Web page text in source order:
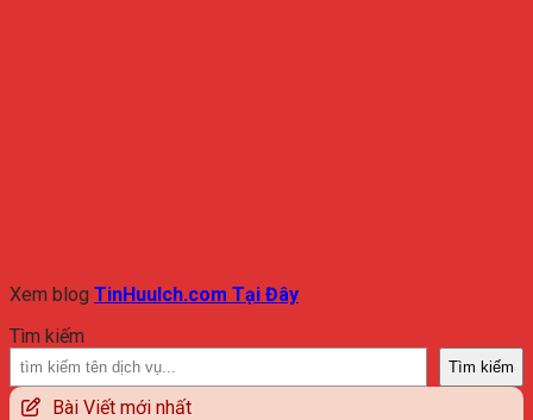
Xem blog TinHuuIch.com Tại Đây
Tìm kiếm
Tìm kiếm
Bài Viết mới nhất